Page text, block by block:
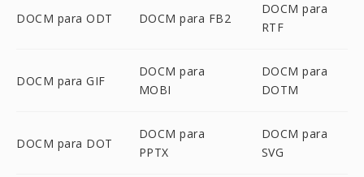
DOCM para ODT DOCM para FB2
DOCM para
RTF
DOCM para GIF
DOCM para
MOBI
DOCM para
DOTM
DOCM para DOT
DOCM para
PPTX
DOCM para
SVG